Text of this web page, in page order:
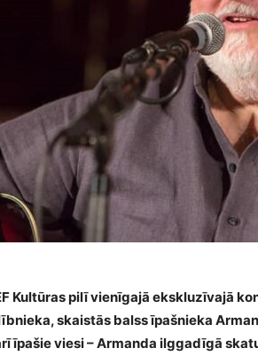
Kultūras pilī vienīgajā ekskluzīvajā
skaistās balss īpašnieka
īpašie viesi – Armanda ilggadīgā